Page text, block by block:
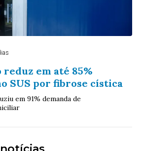
em até 85%
SUS por fibrose cística
em 91% demanda de